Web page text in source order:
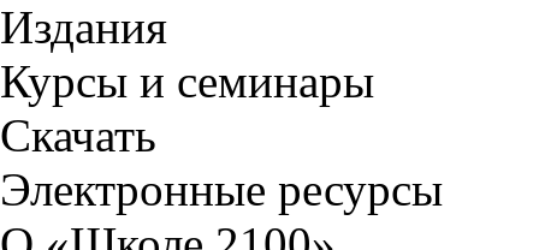
Издания
Курсы и семинары
Скачать
Электронные ресурсы